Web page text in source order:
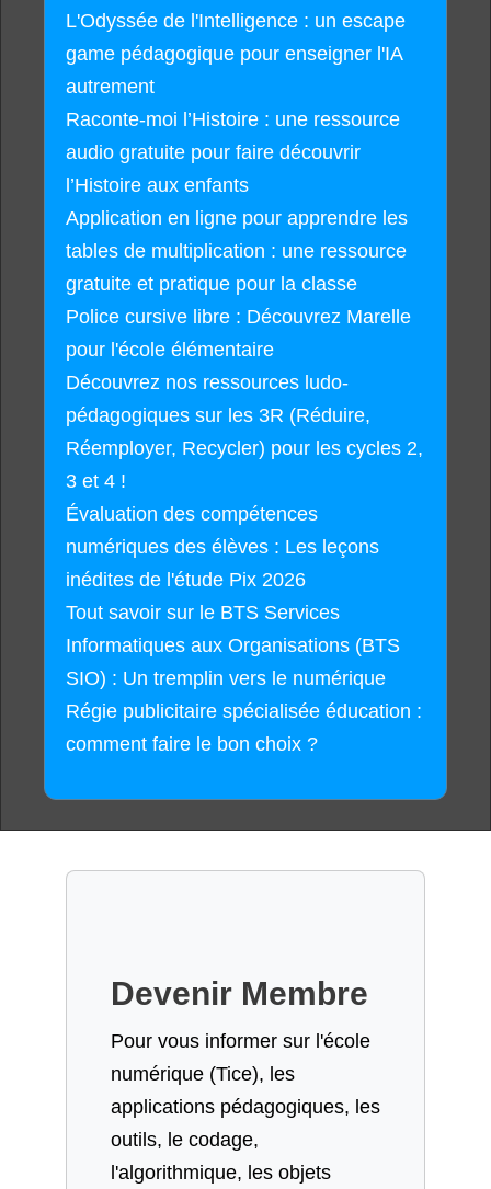
L'Odyssée de l'Intelligence : un escape
game pédagogique pour enseigner l'IA
autrement
Raconte-moi l’Histoire : une ressource
audio gratuite pour faire découvrir
l’Histoire aux enfants
Application en ligne pour apprendre les
tables de multiplication : une ressource
gratuite et pratique pour la classe
Police cursive libre : Découvrez Marelle
pour l'école élémentaire
Découvrez nos ressources ludo-
pédagogiques sur les 3R (Réduire,
Réemployer, Recycler) pour les cycles 2,
3 et 4 !
Évaluation des compétences
numériques des élèves : Les leçons
inédites de l'étude Pix 2026
Tout savoir sur le BTS Services
Informatiques aux Organisations (BTS
SIO) : Un tremplin vers le numérique
Régie publicitaire spécialisée éducation :
comment faire le bon choix ?
Devenir Membre
Pour vous informer sur l'école
numérique (Tice), les
applications pédagogiques, les
outils, le codage,
l'algorithmique, les objets